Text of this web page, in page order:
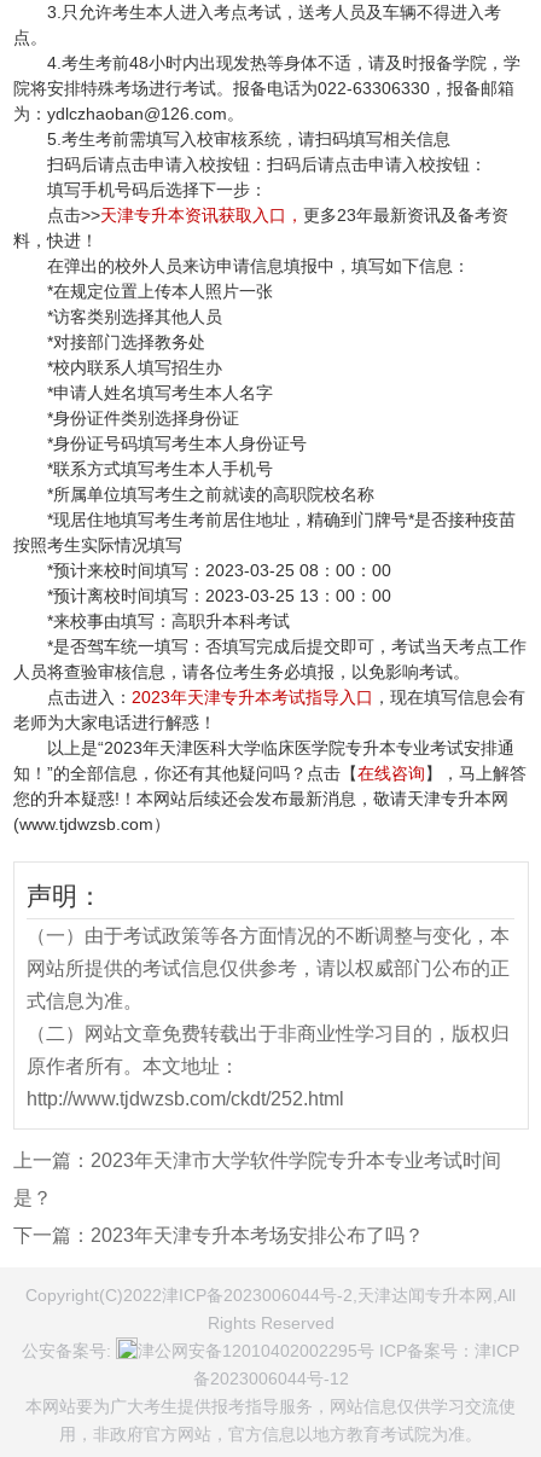
3.只允许考生本人进入考点考试，送考人员及车辆不得进入考
点。
4.考生考前48小时内出现发热等身体不适，请及时报备学院，学
院将安排特殊考场进行考试。报备电话为022-63306330，报备邮箱
为：ydlczhaoban@126.com。
5.考生考前需填写入校审核系统，请扫码填写相关信息
扫码后请点击申请入校按钮：扫码后请点击申请入校按钮：
填写手机号码后选择下一步：
点击>>天津专升本资讯获取入口 ， 更多23年最新资讯及备考资
料，快进！
在弹出的校外人员来访申请信息填报中，填写如下信息：
*在规定位置上传本人照片一张
*访客类别选择其他人员
*对接部门选择教务处
*校内联系人填写招生办
*申请人姓名填写考生本人名字
*身份证件类别选择身份证
*身份证号码填写考生本人身份证号
*联系方式填写考生本人手机号
*所属单位填写考生之前就读的高职院校名称
*现居住地填写考生考前居住地址，精确到门牌号*是否接种疫苗
按照考生实际情况填写
*预计来校时间填写：2023-03-25 08：00：00
*预计离校时间填写：2023-03-25 13：00：00
*来校事由填写：高职升本科考试
*是否驾车统一填写：否填写完成后提交即可，考试当天考点工作
人员将查验审核信息，请各位考生务必填报，以免影响考试。
点击进入： 2023年天津专升本考试指导入口 ，现在填写信息会有
老师为大家电话进行解惑！
以上是“2023年天津医科大学临床医学院专升本专业考试安排通
知！ ”的全部信息，你还有其他疑问吗？点击【在线咨询】，马上解答
您的升本疑惑!！ 本网站后续还会发布最新消息，敬请天津专升本网
(www.tjdwzsb.com）
声明：
（一）由于考试政策等各方面情况的不断调整与变化，本
网站所提供的考试信息仅供参考，请以权威部门公布的正
式信息为准。
（二）网站文章免费转载出于非商业性学习目的，版权归
原作者所有。本文地址：
http://www.tjdwzsb.com/ckdt/252.html
上一篇： 2023年天津市大学软件学院专升本专业考试时间
是？
下一篇： 2023年天津专升本考场安排公布了吗？
Copyright(C)2022津ICP备2023006044号-2,天津达闻专升本网,All
Rights Reserved
公安备案号:
津公网安备12010402002295号 ICP备案号： 津ICP
备2023006044号-12
本网站要为广大考生提供报考指导服务，网站信息仅供学习交流使
用，非政府官方网站，官方信息以地方教育考试院为准。